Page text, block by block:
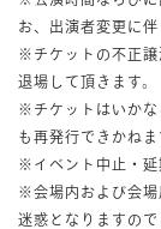
お、出演者変更に伴
※チケットの不正譲
退場して頂きます。
※チケットはいか
も再発行できかねま
※イベント中止・延
※会場内および会場
迷惑となりますので